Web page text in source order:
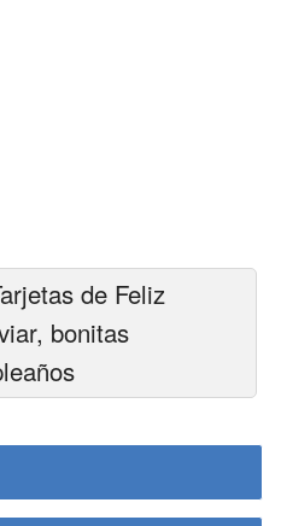
de Feliz
bonitas